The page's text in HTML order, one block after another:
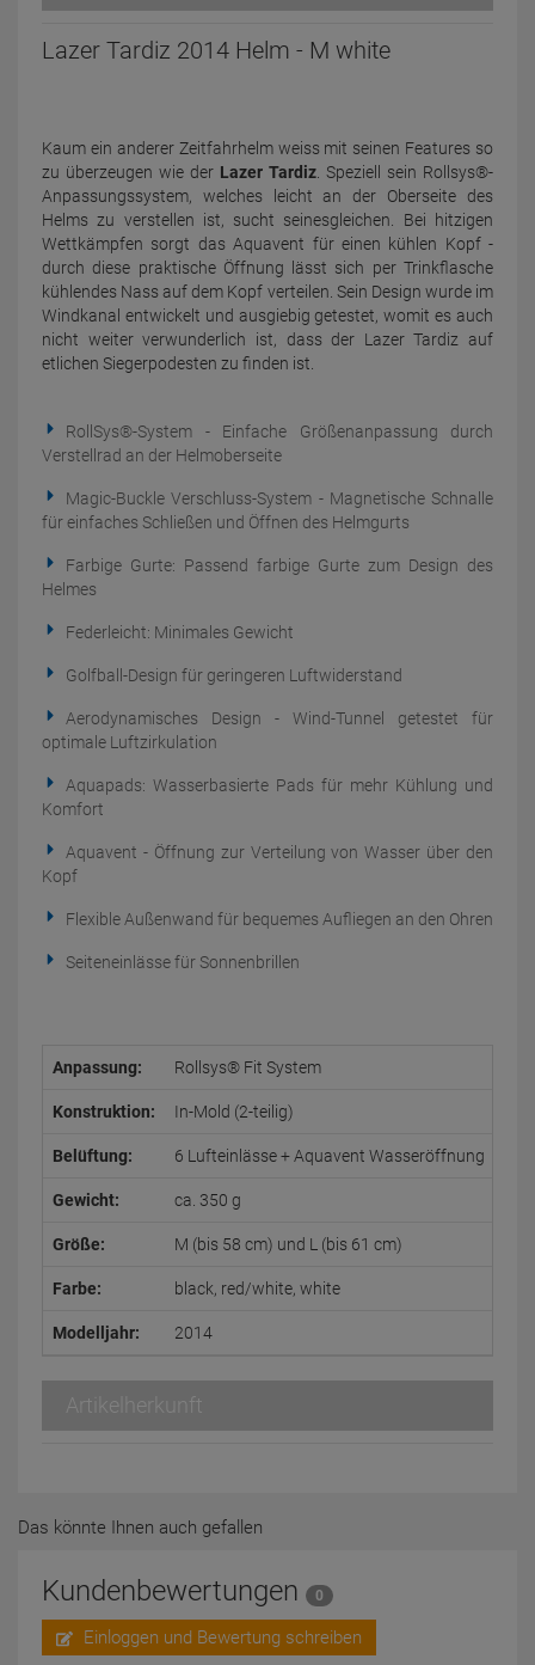
Lazer Tardiz 2014 Helm - M white
Kaum ein anderer Zeitfahrhelm weiss mit seinen Features so
zu überzeugen wie der Lazer Tardiz . Speziell sein Rollsys®-
Anpassungssystem, welches leicht an der Oberseite des
Helms zu verstellen ist, sucht seinesgleichen. Bei hitzigen
Wettkämpfen sorgt das Aquavent für einen kühlen Kopf -
durch diese praktische Öffnung lässt sich per Trinkflasche
kühlendes Nass auf dem Kopf verteilen. Sein Design wurde im
Windkanal entwickelt und ausgiebig getestet, womit es auch
nicht weiter verwunderlich ist, dass der Lazer Tardiz auf
etlichen Siegerpodesten zu finden ist.
RollSys®-System - Einfache Größenanpassung durch
Verstellrad an der Helmoberseite
Magic-Buckle Verschluss-System - Magnetische Schnalle
für einfaches Schließen und Öffnen des Helmgurts
Farbige Gurte: Passend farbige Gurte zum Design des
Helmes
Federleicht: Minimales Gewicht
Golfball-Design für geringeren Luftwiderstand
Aerodynamisches Design - Wind-Tunnel getestet für
optimale Luftzirkulation
Aquapads: Wasserbasierte Pads für mehr Kühlung und
Komfort
Aquavent - Öffnung zur Verteilung von Wasser über den
Kopf
Flexible Außenwand für bequemes Aufliegen an den Ohren
Seiteneinlässe für Sonnenbrillen
Anpassung: Rollsys® Fit System
Konstruktion: In-Mold (2-teilig)
Belüftung: 6 Lufteinlässe + Aquavent Wasseröffnung
Gewicht: ca. 350 g
Größe: M (bis 58 cm) und L (bis 61 cm)
Farbe: black, red/white, white
Modelljahr: 2014
Artikelherkunft
Das könnte Ihnen auch gefallen
Kundenbewertungen 0
Einloggen und Bewertung schreiben